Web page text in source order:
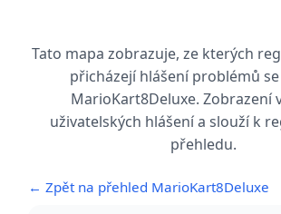
Tato mapa zobrazuje, ze kterých
přicházejí hlášení problémů
MarioKart8Deluxe. Zobrazení
uživatelských hlášení a slouží k
přehledu.
← Zpět na přehled MarioKart8Deluxe